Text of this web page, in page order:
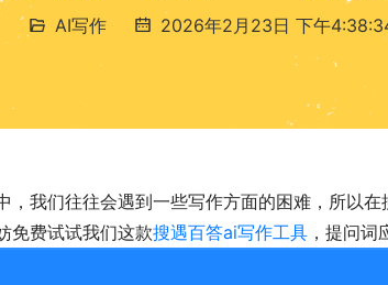
AI写作 2026年2月23日 下午
，我们往往会遇到一些写作方面的困难，所以
免费试试我们这款搜遇百答ai写作工具 ，提问词